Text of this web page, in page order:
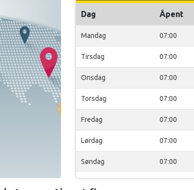
Dag Åpent
Mandag 07:00
Tirsdag 07:00
Onsdag 07:00
Torsdag 07:00
Fredag 07:00
Lørdag 07:00
Søndag 07:00